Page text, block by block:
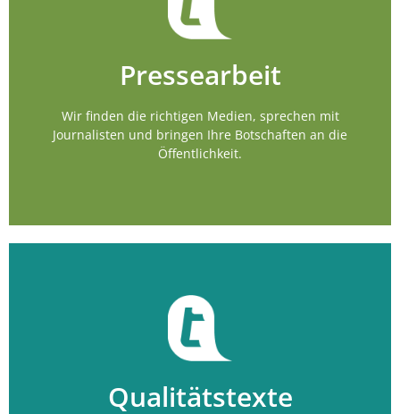
Pressearbeit
Wir finden die richtigen Medien, sprechen mit
Journalisten und bringen Ihre Botschaften an die
Öffentlichkeit.
Mehr erfahren?
Qualitätstexte
Mehr erfahren?